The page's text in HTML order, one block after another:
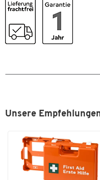
Unsere